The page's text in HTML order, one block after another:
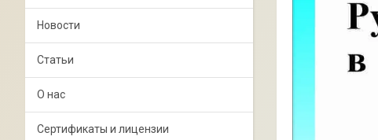
Новости
Статьи
О нас
Сертификаты и лицензии